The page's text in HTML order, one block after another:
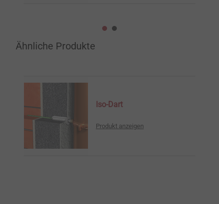
Ähnliche Produkte
Iso-Dart
Produkt anzeigen